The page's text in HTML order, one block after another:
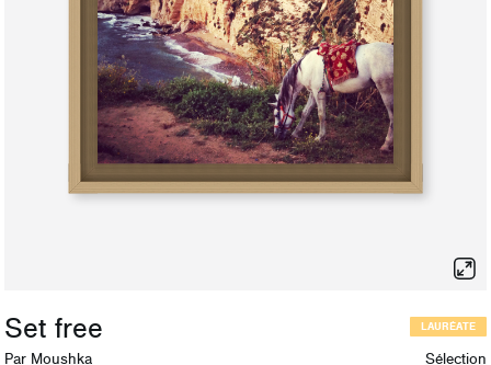
Set free
Par Moushka
LAURÉATE
Sélection